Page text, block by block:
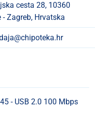
cesta 28, 10360
- Zagreb, Hrvatska
- USB 2.0 100 Mbps